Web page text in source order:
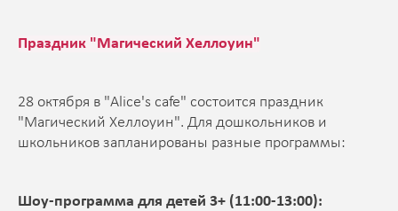
Праздник "Магический Хеллоуин"
28 октября в "Alice's cafe" состоится праздник
"Магический Хеллоуин". Для дошкольников и
школьников запланированы разные программы:
Шоу-программа для детей 3+ (11:00-13:00):